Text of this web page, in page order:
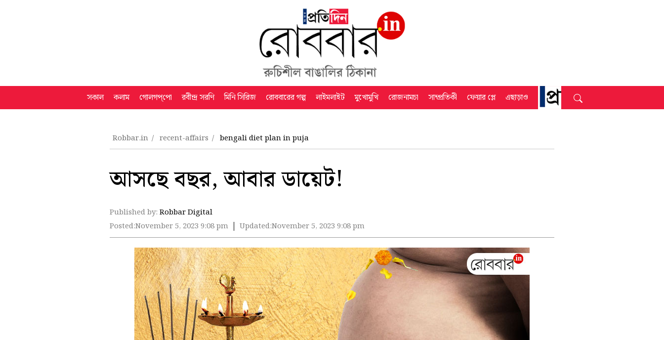
সকাল কলাম গোলগপ্‌পো রবীন্দ্র সরণি মিনি সিরিজ রোববারের গল্প লাইমলাইট মুখোমুখি রোজনামচা সাম্প্রতিকী ফেয়ার প্লে এছাড়াও
Robbar.in recent-affairs bengali diet plan in puja
আসছে বছর, আবার ডায়েট!
Published by: Robbar Digital
Posted:November 5, 2023 9:08 pm Updated:November 5, 2023 9:08 pm